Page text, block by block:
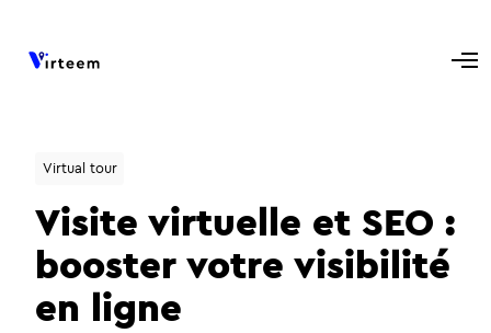
Virtual tour
Visite virtuelle et SEO :
booster votre visibilité
en ligne